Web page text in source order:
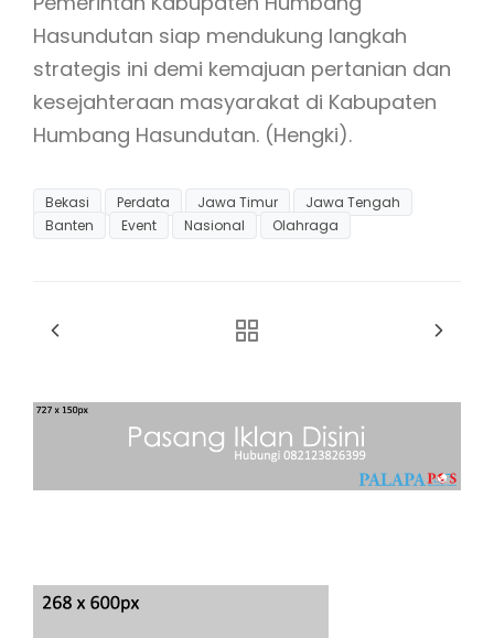
Hasundutan siap mendukung langkah
strategis ini demi kemajuan pertanian dan
kesejahteraan masyarakat di Kabupaten
Humbang Hasundutan. (Hengki).
Bekasi Perdata Jawa Timur
Jawa Tengah
Banten
Event Nasional Olahraga